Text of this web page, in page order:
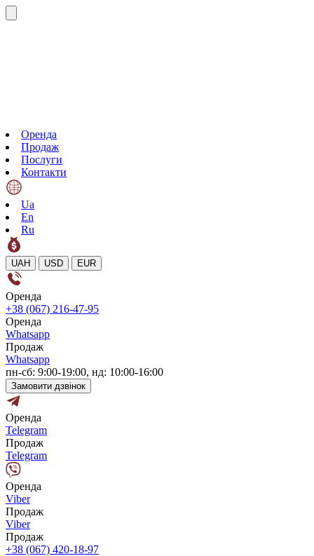
Оренда
Продаж
Послуги
Контакти
Ua
En
Ru
UAH USD EUR
Оренда
+38 (067) 216-47-95
Оренда
Whatsapp
Продаж
Whatsapp
пн-сб: 9:00-19:00, нд: 10:00-16:00
Замовити дзвінок
Оренда
Telegram
Продаж
Telegram
Оренда
Viber
Продаж
Viber
Продаж
+38 (067) 420-18-97